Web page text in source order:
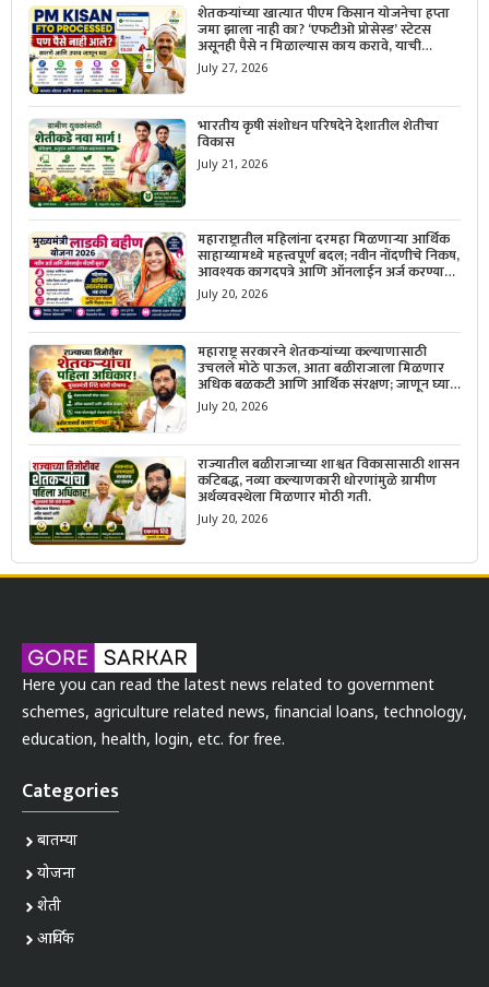
शेतकऱ्यांच्या खात्यात पीएम किसान योजनेचा हप्ता
जमा झाला नाही का? ‘एफटीओ प्रोसेस्ड’ स्टेटस
असूनही पैसे न मिळाल्यास काय करावे, याची
सविस्तर माहिती जाणून घ्या.
July 27, 2026
भारतीय कृषी संशोधन परिषदेने देशातील शेतीचा
विकास
July 21, 2026
महाराष्ट्रातील महिलांना दरमहा मिळणाऱ्या आर्थिक
साहाय्यामध्ये महत्त्वपूर्ण बदल; नवीन नोंदणीचे निकष,
आवश्यक कागदपत्रे आणि ऑनलाईन अर्ज करण्याची
सोपी प्रक्रिया जाणून घ्या.
July 20, 2026
महाराष्ट्र सरकारने शेतकऱ्यांच्या कल्याणासाठी
उचलले मोठे पाऊल, आता बळीराजाला मिळणार
अधिक बळकटी आणि आर्थिक संरक्षण; जाणून घ्या
सरकारचा नवा संकल्प.
July 20, 2026
राज्यातील बळीराजाच्या शाश्वत विकासासाठी शासन
कटिबद्ध, नव्या कल्याणकारी धोरणांमुळे ग्रामीण
अर्थव्यवस्थेला मिळणार मोठी गती.
July 20, 2026
Here you can read the latest news related to government
schemes, agriculture related news, financial loans, technology,
education, health, login, etc. for free.
Categories
बातम्या
योजना
शेती
आर्थिक